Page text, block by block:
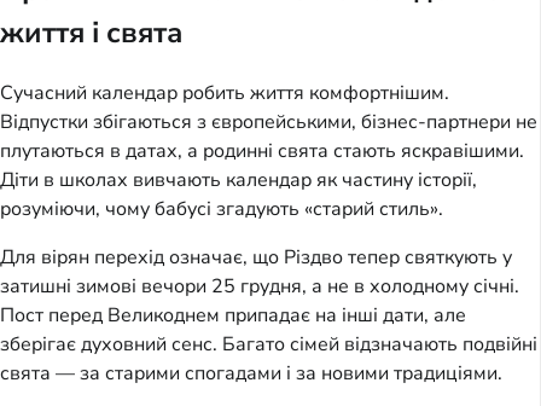
життя і свята
Сучасний календар робить життя комфортнішим.
Відпустки збігаються з європейськими, бізнес-партнери не
плутаються в датах, а родинні свята стають яскравішими.
Діти в школах вивчають календар як частину історії,
розуміючи, чому бабусі згадують «старий стиль».
Для вірян перехід означає, що Різдво тепер святкують у
затишні зимові вечори 25 грудня, а не в холодному січні.
Пост перед Великоднем припадає на інші дати, але
зберігає духовний сенс. Багато сімей відзначають подвійні
свята — за старими спогадами і за новими традиціями.